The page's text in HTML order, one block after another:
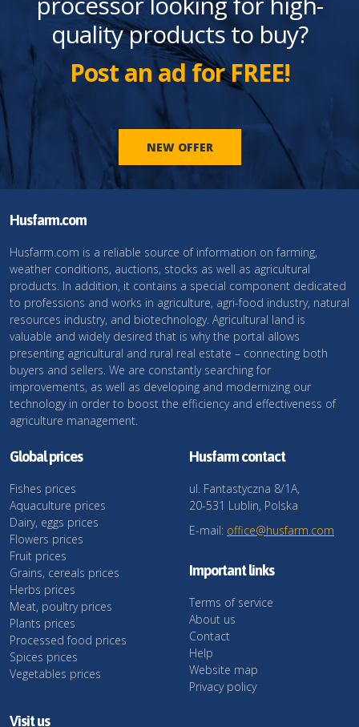
quality products to buy?
Post an ad for FREE!
NEW OFFER
Husfarm.com
Husfarm.com is a reliable source of information on farming,
weather conditions, auctions, stocks as well as agricultural
products. In addition, it contains a special component dedicated
to professions and works in agriculture, agri-food industry, natural
resources industry, and biotechnology. Agricultural land is
valuable and widely desired that is why the portal allows
presenting agricultural and rural real estate – connecting both
buyers and sellers. We are constantly searching for
improvements, as well as developing and modernizing our
technology in order to boost the efficiency and effectiveness of
agriculture management.
Global prices
Fishes prices
Aquaculture prices
Dairy, eggs prices
Flowers prices
Fruit prices
Grains, cereals prices
Herbs prices
Meat, poultry prices
Plants prices
Processed food prices
Spices prices
Vegetables prices
Husfarm contact
ul. Fantastyczna 8/1A,
20-531 Lublin, Polska
E-mail: office@husfarm.com
Important links
Terms of service
About us
Contact
Help
Website map
Privacy policy
Visit us